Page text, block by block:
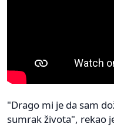
"Drago mi je da sam
sumrak života", rekao